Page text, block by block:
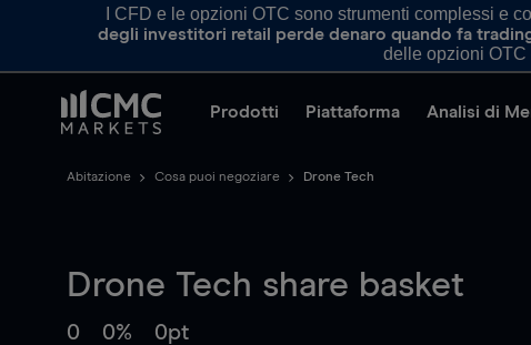
I CFD e le opzioni OTC sono strumenti complessi e
degli investitori retail perde denaro quando fa
delle opzioni OTC
Prodotti Piattaforma Analisi di
Abitazione Cosa puoi negoziare Drone Tech
Drone Tech share basket
0 0% 0pt